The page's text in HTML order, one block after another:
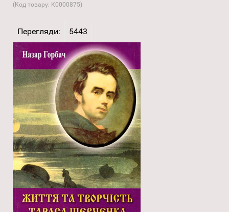
(Код товару: K0000875)
Перегляди: 5443